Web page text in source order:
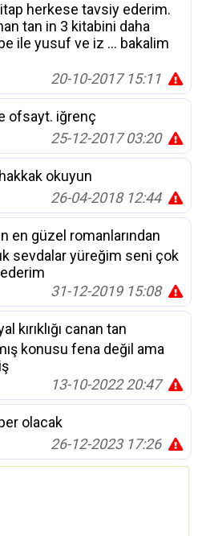
herkese tavsiy ederim.
tan in 3 kitabini daha
ile yusuf ve iz ... bakalim
20-10-2017 15:11
ofsayt. iğrenç
25-12-2017 03:20
okuyun
26-04-2018 12:44
en güzel romanlarından
sevdalar yüreğim seni çok
31-12-2019 15:08
kırıklığı canan tan
konusu fena değil ama
13-10-2022 20:47
olacak
26-12-2023 17:26